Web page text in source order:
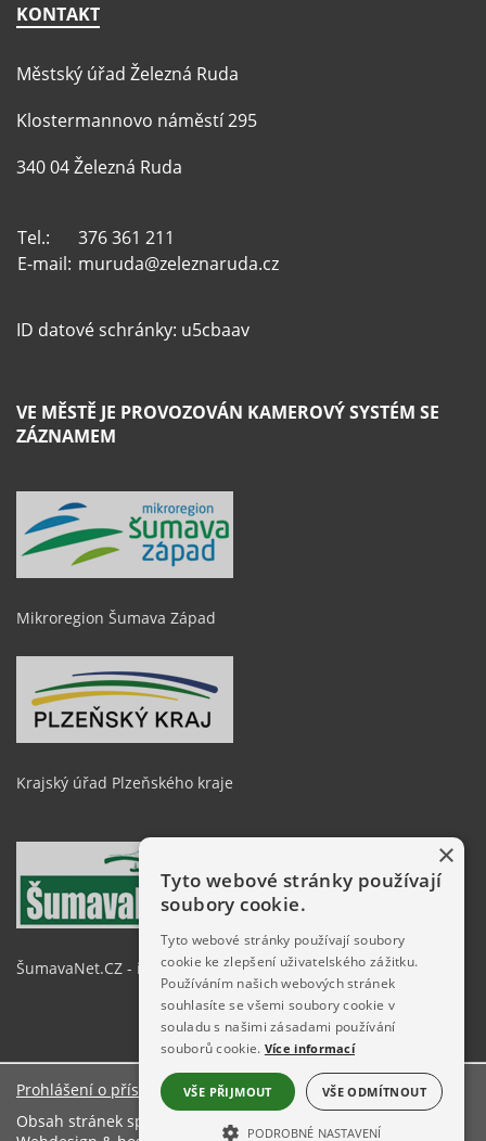
KONTAKT
Městský úřad Železná Ruda
Klostermannovo náměstí 295
340 04 Železná Ruda
Tel.:
376 361 211
E-mail: muruda@zeleznaruda.cz
ID datové schránky: u5cbaav
VE MĚSTĚ JE PROVOZOVÁN KAMEROVÝ SYSTÉM SE
ZÁZNAMEM
Mikroregion Šumava Západ
Krajský úřad Plzeňského kraje
ŠumavaNet.CZ - informace o regionu
Prohlášení o přístupnosti
Obsah stránek spravuje: Městský úřad Železná Ruda
×
Tyto webové stránky používají
soubory cookie.
Tyto webové stránky používají soubory
cookie ke zlepšení uživatelského zážitku.
Používáním našich webových stránek
souhlasíte se všemi soubory cookie v
souladu s našimi zásadami používání
souborů cookie. Více informací
VŠE PŘIJMOUT VŠE ODMÍTNOUT
PODROBNÉ NASTAVENÍ